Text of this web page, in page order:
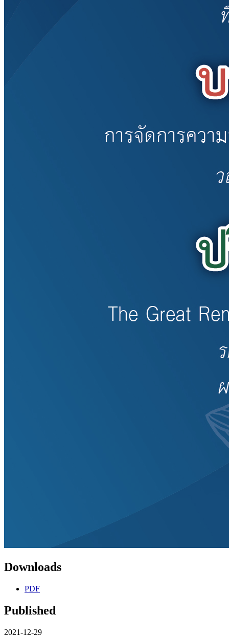
Downloads
PDF
Published
2021-12-29